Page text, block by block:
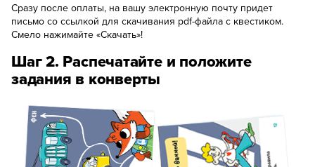
Сразу после оплаты, на вашу электронную почту придет
письмо со ссылкой для скачивания pdf-файла с квестиком.
Смело нажимайте «Скачать»!
Шаг 2. Распечатайте и положите
задания в конверты